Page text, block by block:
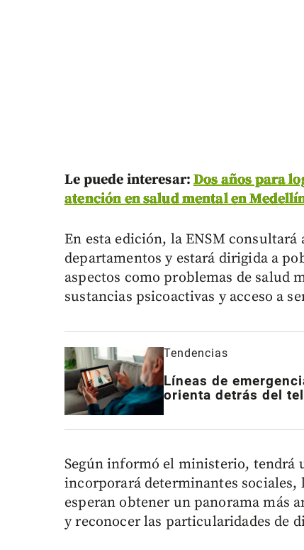
Le puede interesar:Dos años para
atención en salud mental en
En esta edición, la ENSM consultará
departamentos y estará dirigida a
aspectos como problemas de salud
sustancias psicoactivas y acceso a
Tendencias
Líneas de
orienta detrás del
Según informó el ministerio, tendrá
incorporará determinantes sociales,
esperan obtener un panorama más
y reconocer las particularidades de